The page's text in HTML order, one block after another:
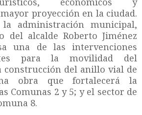
proyección en la ciudad.
administración municipal,
del alcalde Roberto Jiménez
una de las intervenciones
para la movilidad del
del anillo vial de
obra que fortalecerá la
Comunas 2 y 5; y el sector de
8.